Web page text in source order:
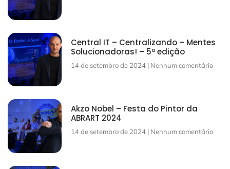
Central IT – Centralizando – Mentes
Solucionadoras! – 5ª edição
14 de setembro de 2024 Nenhum comentário
Akzo Nobel – Festa do Pintor da
ABRART 2024
14 de setembro de 2024 Nenhum comentário